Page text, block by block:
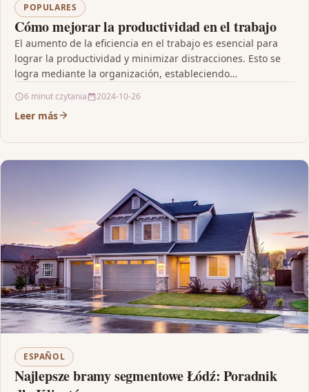
POPULARES
Cómo mejorar la productividad en el trabajo
El aumento de la eficiencia en el trabajo es esencial para
lograr la productividad y minimizar distracciones. Esto se
logra mediante la organización, estableciendo…
6 minut czytania 2024-10-26
Leer más
ESPAÑOL
Najlepsze bramy segmentowe Łódź: Poradnik